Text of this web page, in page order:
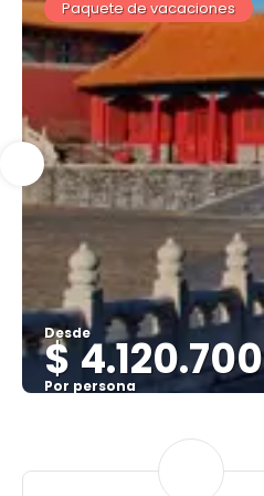
Paquete de vacaciones
Desde
$ 4.120.700
Por persona